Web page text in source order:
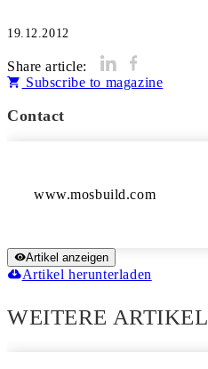
19.12.2012
Share article:
Subscribe to magazine
Contact
Artikel anzeigen
Artikel herunterladen
WEITERE ARTIKEL